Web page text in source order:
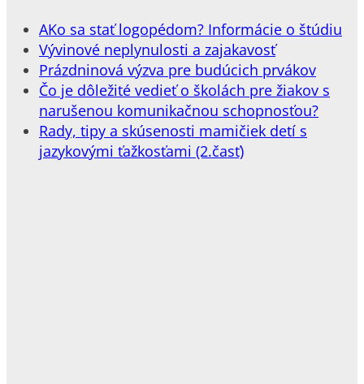
AKo sa stať logopédom? Informácie o štúdiu
Vývinové neplynulosti a zajakavosť
Prázdninová výzva pre budúcich prvákov
Čo je dôležité vedieť o školách pre žiakov s
narušenou komunikačnou schopnosťou?
Rady, tipy a skúsenosti mamičiek detí s
jazykovými ťažkosťami (2.časť)